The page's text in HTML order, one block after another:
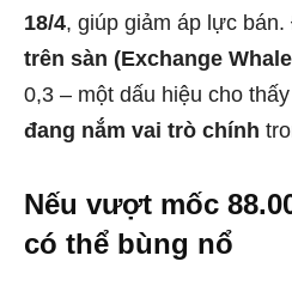
18/4, giúp giảm áp lực
trên sàn (Exchange
0,3 – một dấu hiệu cho thấy
đang nắm vai trò chính
Nếu vượt mốc
có thể bùng nổ